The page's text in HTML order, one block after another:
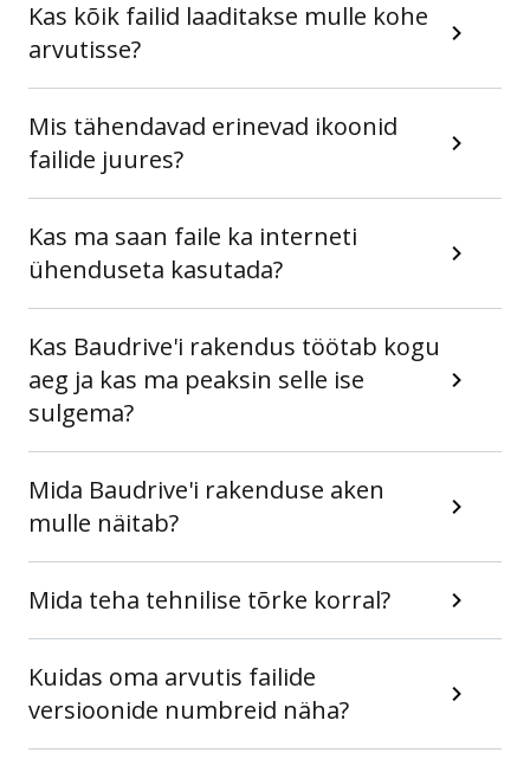
Kas kõik failid laaditakse mulle kohe
arvutisse?
Mis tähendavad erinevad ikoonid
failide juures?
Kas ma saan faile ka interneti
ühenduseta kasutada?
Kas Baudrive'i rakendus töötab kogu
aeg ja kas ma peaksin selle ise
sulgema?
Mida Baudrive'i rakenduse aken
mulle näitab?
Mida teha tehnilise tõrke korral?
Kuidas oma arvutis failide
versioonide numbreid näha?